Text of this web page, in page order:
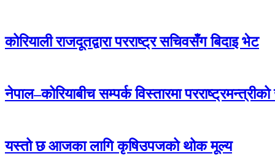
कोरियाली राजदूतद्वारा परराष्ट्र सचिवसँग बिदाइ भेट
नेपाल–कोरियाबीच सम्पर्क विस्तारमा
यस्तो छ आजका लागि कृषिउपजको थोक मूल्य